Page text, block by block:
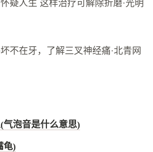
疑人生 这样治疗可解除折磨·光明
不在牙，了解三叉神经痛·北青网
气泡音是什么意思)
龟)